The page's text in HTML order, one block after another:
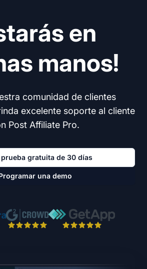
en
manos!
comunidad de clientes
excelente soporte al cliente
Post Affiliate Pro.
gratuita de 30 días
una demo